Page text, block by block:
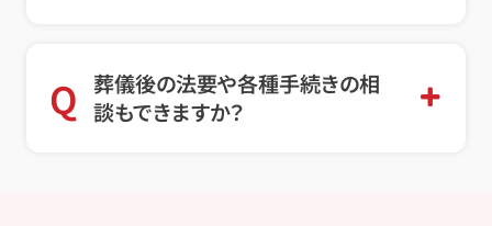
Q 葬儀後の法要や各種手続きの相
談もできますか？